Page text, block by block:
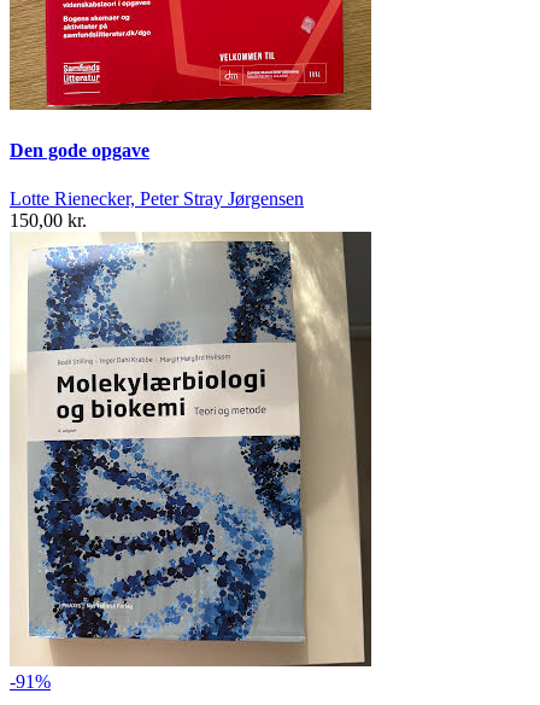
Den gode opgave
Lotte Rienecker, Peter Stray Jørgensen
150,00 kr.
-91%